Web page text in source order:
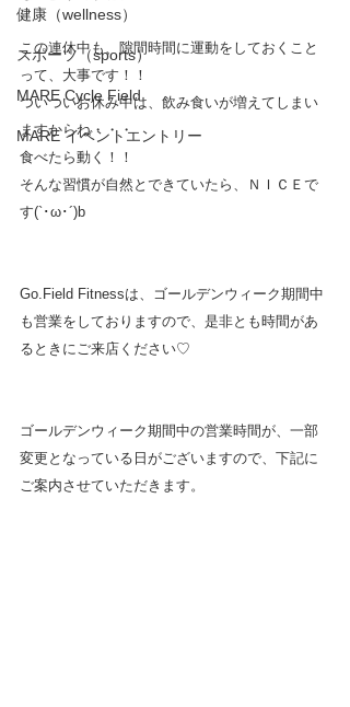
健康（wellness）
スポーツ（sports）
MARE Cycle Field
MARE イベントエントリー
この連休中も、隙間時間に運動をしておくこと
って、大事です！！
ついついお休み中は、飲み食いが増えてしまい
ますからね・・・
食べたら動く！！
そんな習慣が自然とできていたら、ＮＩＣＥで
す(`･ω･´)b
Go.Field Fitnessは、ゴールデンウィーク期間中
も営業をしておりますので、是非とも時間があ
るときにご来店ください♡
ゴールデンウィーク期間中の営業時間が、一部
変更となっている日がございますので、下記に
ご案内させていただきます。